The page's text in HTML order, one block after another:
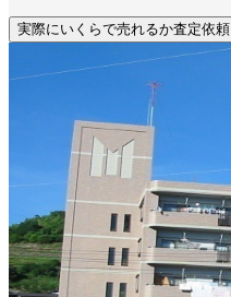
実際にいくらで売れるか査定依頼